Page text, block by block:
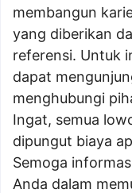
membangun
yang diberikan
referensi. Untuk
dapat
menghubungi
Ingat, semua
dipungut biaya
Semoga
Anda dalam